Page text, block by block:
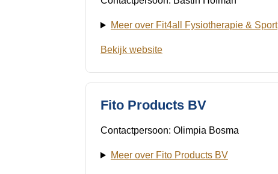
Meer over Fit4all Fysiotherapie & Sport
Bekijk website
Fito Products BV
Contactpersoon: Olimpia Bosma
Meer over Fito Products BV